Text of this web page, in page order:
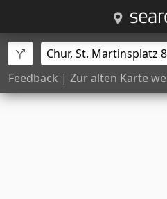
Feedback | Zur alten Karte